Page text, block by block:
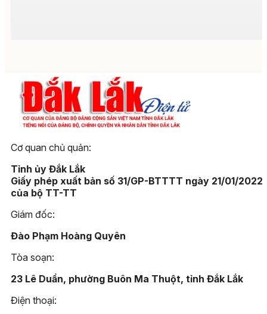
Cơ quan chủ quản:
Tỉnh ủy Đắk Lắk
Giấy phép xuất bản số 31/GP-BTTTT ngày 21/01/2022
của bộ TT-TT
Giám đốc:
Đào Phạm Hoàng Quyên
Tòa soạn:
23 Lê Duẩn, phường Buôn Ma Thuột, tỉnh Đắk Lắk
Điện thoại: